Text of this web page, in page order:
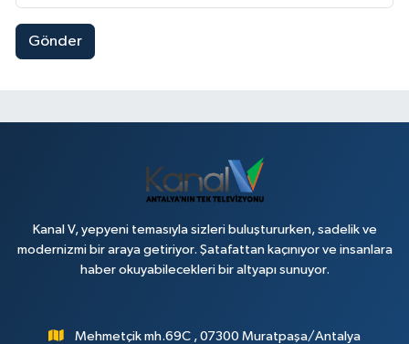
Gönder
Kanal V, yepyeni temasıyla sizleri buluştururken, sadelik ve
modernizmi bir araya getiriyor. Şatafattan kaçınıyor ve insanlara
haber okuyabilecekleri bir altyapı sunuyor.
Mehmetçik mh.69C , 07300 Muratpaşa/Antalya